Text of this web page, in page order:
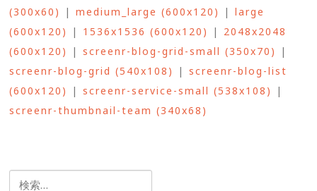
(300x60)
|medium_large (600x120) |large
(600x120)
| 1536x1536 (600x120) | 2048x2048
(600x120)
|screenr-blog-grid-small (350x70)
|
screenr-blog-grid (540x108)
|screenr-blog-list
(600x120)
|screenr-service-small (538x108)
|
screenr-thumbnail-team (340x68)